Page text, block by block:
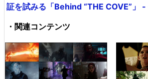
証を試みる「Behind “THE COVE”」 -
・関連コンテンツ